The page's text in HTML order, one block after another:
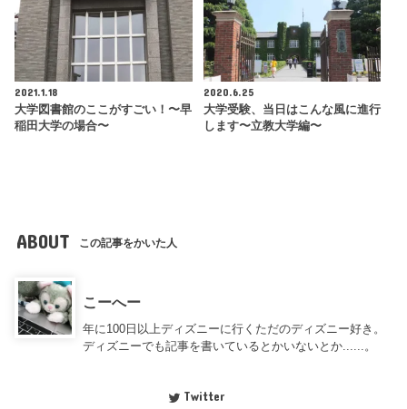
2021.1.18
大学図書館のここがすごい！〜早
稲田大学の場合〜
2020.6.25
大学受験、当日はこんな風に進行
します〜立教大学編〜
ABOUT この記事をかいた人
こーへー
年に100日以上ディズニーに行くただのディズニー好き。
ディズニーでも記事を書いているとかいないとか......。
Twitter